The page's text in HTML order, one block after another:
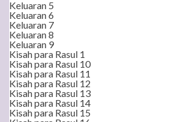
Keluaran 5
Keluaran 6
Keluaran 7
Keluaran 8
Keluaran 9
Kisah para Rasul 1
Kisah para Rasul 10
Kisah para Rasul 11
Kisah para Rasul 12
Kisah para Rasul 13
Kisah para Rasul 14
Kisah para Rasul 15